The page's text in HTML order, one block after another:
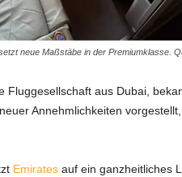
neue Maßstäbe in der Premiumklasse.
aus Dubai,
Annehmlichkeiten
Emirates auf ein ganzheitliches